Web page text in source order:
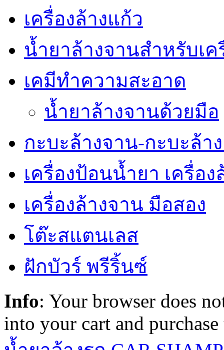
เครื่องล้างแก้ว
น้ำยาล้างจานสำหรับเค
เคมีทำความสะอาด
น้ำยาล้างจานด้วยมือ
กะบะล้างจาน-กะบะล้า
เครื่องป้อนน้ำยา เครื่อง
เครื่องล้างจาน มือสอง
โต๊ะสแตนเลส
ฝักบัวร์ พรีริ้นซ์
Info: Your browser does
into your cart and